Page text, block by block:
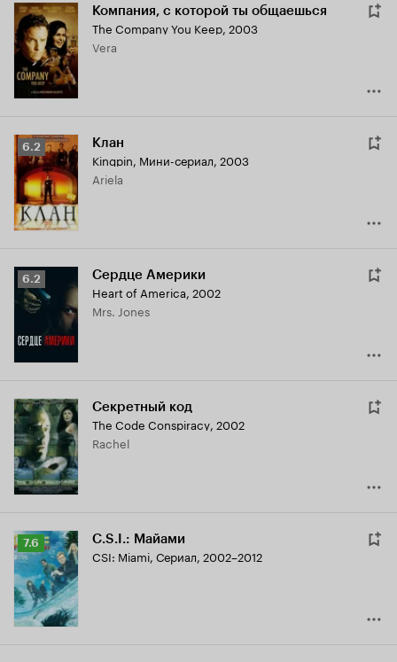
Компания, с которой ты общаешься
The Company You Keep, 2003
Vera
Рейтинг
Кинопоиска
6.2
6.2 Клан
Kingpin, Мини-сериал, 2003
Ariela
Рейтинг
Кинопоиска
6.2
6.2 Сердце Америки
Heart of America, 2002
Mrs. Jones
Секретный код
The Code Conspiracy, 2002
Rachel
Рейтинг
Кинопоиска
7.6
7.6 C.S.I.: Майами
CSI: Miami, Сериал, 2002–2012